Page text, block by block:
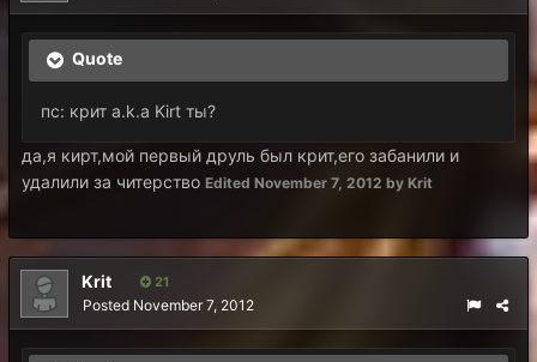
Quote
пс: крит a.k.a Kirt ты?
да,я кирт,мой первый друль был крит,его забанили и
удалили за читерство Edited November 7, 2012 by Krit
Krit 21
Posted November 7, 2012